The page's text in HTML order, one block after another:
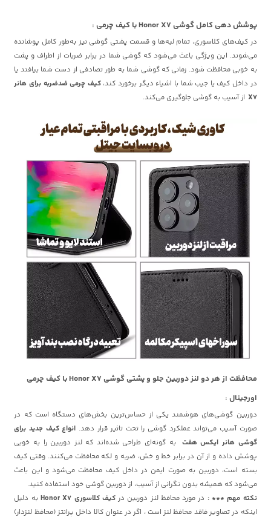
پوشش دهی کامل گوشی Honor X7 با کیف چرمی :
در کیف‌های کلاسوری، تمام لبه‌ها و قسمت پشتی گوشی نیز به‌طور کامل پوشانده
می‌شوند. این ویژگی باعث می‌شود که گوشی شما در برابر ضربات از اطراف و پشت
به خوبی محافظت شود. زمانی که گوشی شما به طور تصادفی از دست شما بیافتد یا
در داخل کیف یا جیب شما با اشیاء دیگر برخورد کند،کیف چرمی ضدضربه برای هانر
X7 از آسیب به گوشی جلوگیری می‌کند.
محافظت از هر دو لنز دوربین جلو و پشتی گوشی Honor X7 با کیف چرمی
اورجینال :
دوربین گوشی‌های هوشمند یکی از حساس‌ترین بخش‌های دستگاه است که در
صورت آسیب می‌تواند عملکرد گوشی را تحت تاثیر قرار دهد. انواع کیف‌ جدید برای
گوشی هانر ایکس هفت
به گونه‌ای طراحی شده‌اند که لنز دوربین را به خوبی
پوشش داده و از آن در برابر خط و خش، ضربه و لکه محافظت می‌کنند. وقتی کیف
بسته است، دوربین به صورت ایمن در داخل کیف محافظت می‌شود و این باعث
می‌شود که همیشه بدون نگرانی از آسیب، از دوربین گوشی خود استفاده کنید.
نکته مهم *** : در مورد محافظ لنز دوربین درکیف کلاسوری Honor X7
به دلیل
اینکه در تصاویر فاقد محافظ لنز است ، اگر در عنوان کالا داخل پرانتز (محافظ لنزدار)